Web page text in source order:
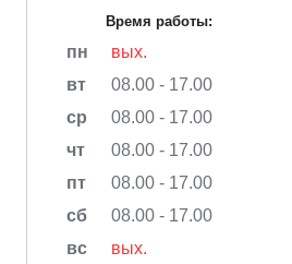
Время работы:
пн
вых.
вт
08.00 - 17.00
ср
08.00 - 17.00
чт
08.00 - 17.00
пт
08.00 - 17.00
сб
08.00 - 17.00
вс
вых.